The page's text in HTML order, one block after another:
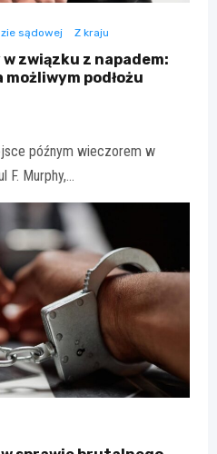
sądowej Z kraju
związku z napadem:
podłożu
późnym wieczorem w
F. Murphy,…